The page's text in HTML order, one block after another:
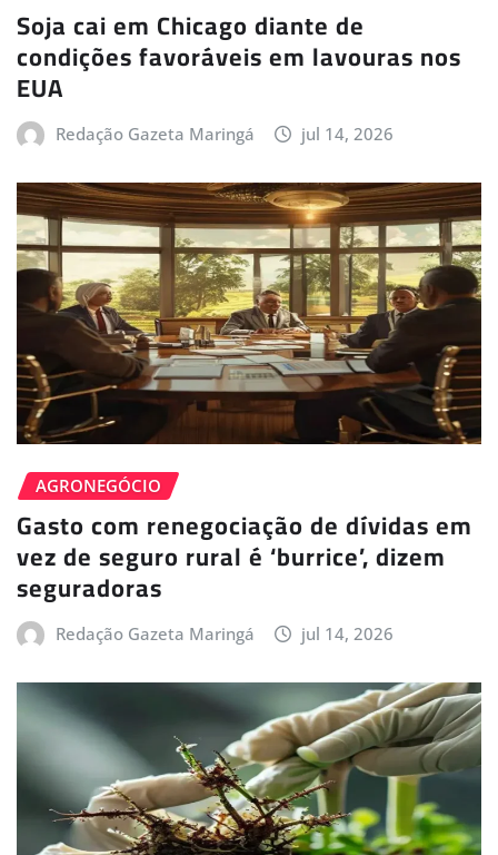
Soja cai em Chicago diante de
condições favoráveis em lavouras nos
EUA
Redação Gazeta Maringá jul 14, 2026
AGRONEGÓCIO
Gasto com renegociação de dívidas em
vez de seguro rural é ‘burrice’, dizem
seguradoras
Redação Gazeta Maringá jul 14, 2026